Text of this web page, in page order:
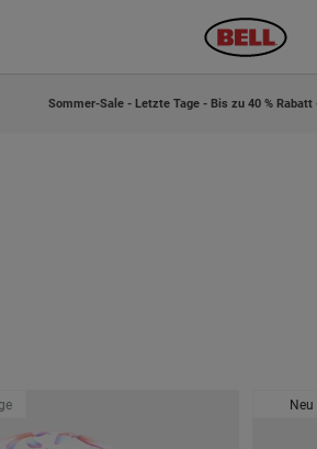
Sommer-Sale - Letzte Tage - Bis zu 40 % Rabatt
Neu